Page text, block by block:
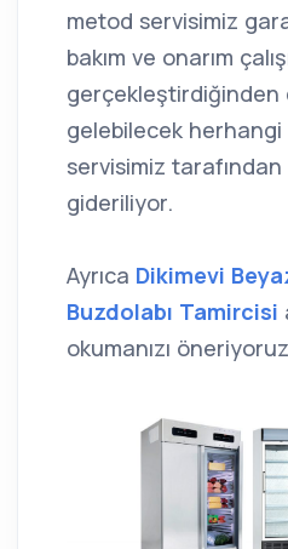
metod servisimiz
bakım ve onarım
gerçekleştirdiğinden
gelebilecek herhangi
servisimiz
gideriliyor.
Ayrıca Dikimevi
Buzdolabı Tamircisi
okumanızı